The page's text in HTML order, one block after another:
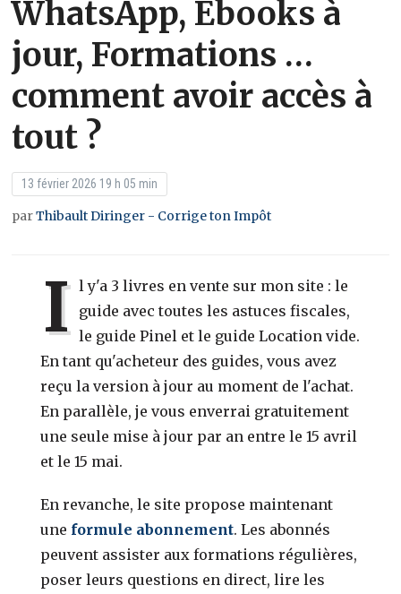
WhatsApp, Ebooks à
jour, Formations …
comment avoir accès à
tout ?
13 février 2026 19 h 05 min
parThibault Diringer - Corrige ton Impôt
I l y'a 3 livres en vente sur mon site : le
guide avec toutes les astuces fiscales,
le guide Pinel et le guide Location vide.
En tant qu'acheteur des guides, vous avez
reçu la version à jour au moment de l'achat.
En parallèle, je vous enverrai gratuitement
une seule mise à jour par an entre le 15 avril
et le 15 mai.
En revanche, le site propose maintenant
une formule abonnement. Les abonnés
peuvent assister aux formations régulières,
poser leurs questions en direct, lire les